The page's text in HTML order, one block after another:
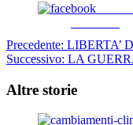
Navigazione
articolo
Precedente: LIBERTA’
Successivo: LA
Altre storie